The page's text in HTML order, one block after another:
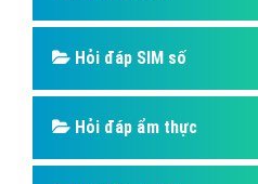
Hỏi đáp SIM số
Hỏi đáp ẩm thực